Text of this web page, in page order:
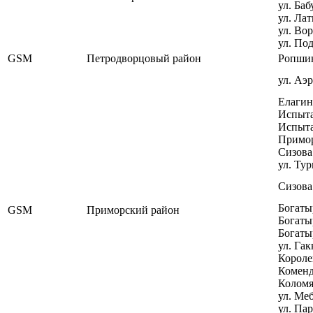
ул.
ул.
ул.
ул.
GSM
Петродворцовый район
GSM Приморский район
ул.
ул.
ул.
ул.
ул.